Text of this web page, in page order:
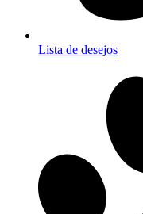
Lista de desejos